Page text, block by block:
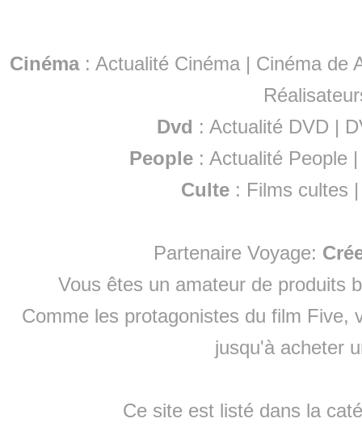
Cinéma: Actualité Cinéma | Cinéma de
Dvd : Actualité DVD |
People :Actualité People
Culte : Films cultes
Partenaire Voyage:
Vous êtes un amateur de produits
Comme les protagonistes du film Five,
jusqu'à acheter
Ce site est listé dans la